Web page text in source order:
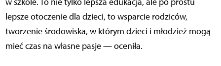
w szkole. To nie tylko lepsza edukacja, ale po prostu
lepsze otoczenie dla dzieci, to wsparcie rodziców,
tworzenie środowiska, w którym dzieci i młodzież mogą
mieć czas na własne pasje — oceniła.